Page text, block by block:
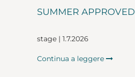
SUMMER APPROVED
stage | 1.7.2026
Continua a leggere